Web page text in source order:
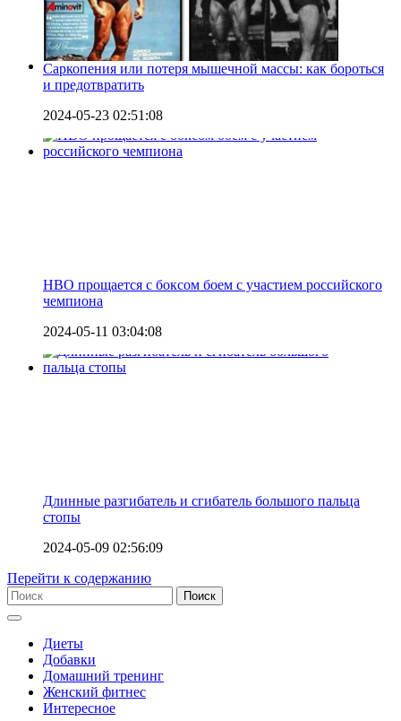
Саркопения или потеря мышечной массы: как бороться
и предотвратить
2024-05-23 02:51:08
HBO прощается с боксом боем с участием российского
чемпиона
2024-05-11 03:04:08
Длинные разгибатель и сгибатель большого пальца
стопы
2024-05-09 02:56:09
Перейти к содержанию
Диеты
Добавки
Домашний тренинг
Женский фитнес
Интересное